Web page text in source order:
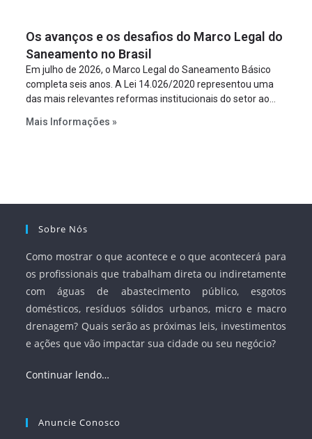
projeto a projeto.
Os avanços e os desafios do Marco Legal do
Saneamento no Brasil
Em julho de 2026, o Marco Legal do Saneamento Básico
completa seis anos. A Lei 14.026/2020 representou uma
das mais relevantes reformas institucionais do setor ao
serviços, ampliar a participação da iniciativa privada,
Mais Informações »
Sobre Nós
Como mostrar o que acontece e o que acontecerá para
os profissionais que trabalham direta ou indiretamente
com águas de abastecimento público, esgotos
domésticos, resíduos sólidos urbanos, micro e macro
drenagem? Quais serão as próximas leis, investimentos
e ações que vão impactar sua cidade ou seu negócio?
Continuar lendo…
Anuncie Conosco